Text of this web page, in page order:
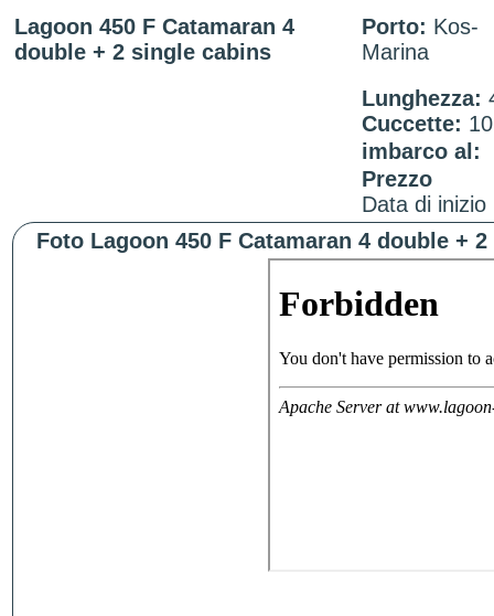
Lagoon 450 F Catamaran 4
double + 2 single cabins
Porto: Kos-
Marina
Lunghezza:
Cuccette:
imbarco al:
Prezzo
Data di
Foto Lagoon 450 F Catamaran 4 double +